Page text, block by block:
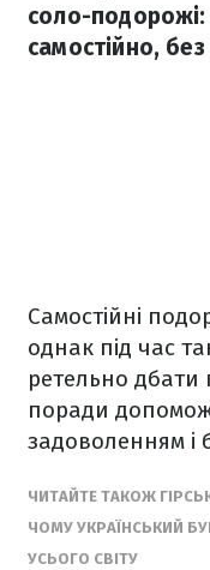
соло-
самостійно,
Самостійні
однак під час
ретельно дбати
поради
задоволенням і
ЧИТАЙТЕ ТАКОЖ
ЧОМУ УКРАЇНСЬКИЙ
УСЬОГО СВІТУ